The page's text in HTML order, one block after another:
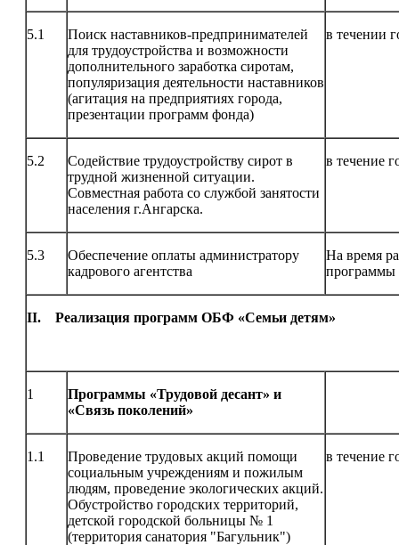
5.1
Поиск наставников-предпринимателей
для трудоустройства и возможности
дополнительного заработка сиротам,
популяризация деятельности наставников
(агитация на предприятиях города,
презентации программ фонда)
в течении
5.2
Содействие трудоустройству сирот в
трудной жизненной ситуации.
Совместная работа со службой занятости
населения г.Ангарска.
в течение
5.3
Обеспечение оплаты администратору
кадрового агентства
На время
программы
II. Реализация программ ОБФ «Семьи детям»
1
Программы «Трудовой десант» и
«Связь поколений»
1.1
Проведение трудовых акций помощи
социальным учреждениям и пожилым
людям, проведение экологических акций.
Обустройство городских территорий,
детской городской больницы № 1
(территория санатория "Багульник")
в течение